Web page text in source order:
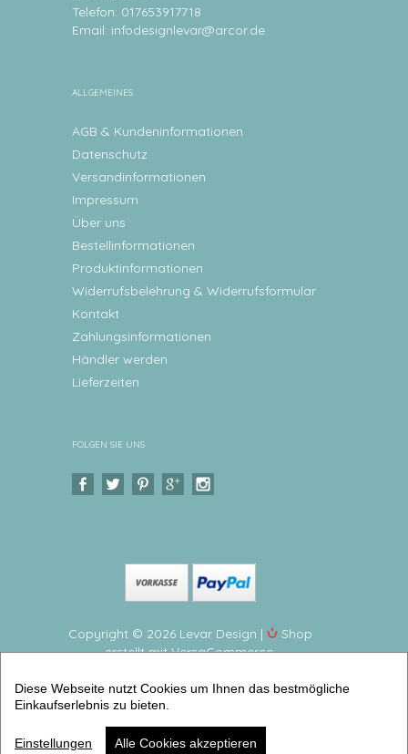
Telefon: 017653917718
Email: infodesignlevar@arcor.de
ALLGEMEINES
AGB & Kundeninformationen
Datenschutz
Versandinformationen
Impressum
Über uns
Bestellinformationen
Produktinformationen
Widerrufsbelehrung & Widerrufsformular
Kontakt
Zahlungsinformationen
Händler werden
Lieferzeiten
FOLGEN SIE UNS
Copyright © 2026 Levar Design |
Shop
erstellt mit VersaCommerce.
personalisiert Teller mit Namen personalisiert, BPA
frei und hergestellt in Deutschland (Weihnachten
Advent Nikolaus) | Artikelnummer: 3787-5880-3511 -3
Diese Webseite nutzt Cookies um Ihnen das bestmögliche
Einkaufserlebnis zu bieten.
Einstellungen Alle Cookies akzeptieren